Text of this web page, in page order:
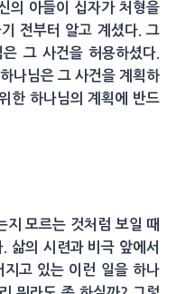
의 아들이 십자가 처형을
전부터 알고 계셨다. 그
그 사건을 허용하셨다.
나님은 그 사건을 계획하
한 하나님의 계획에 반드
지 모르는 것처럼 보일 때
삶의 시련과 비극 앞에서
고 있는 이런 일을 하나